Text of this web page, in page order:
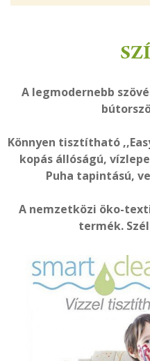
A legmodernebb
Könnyen tisztítható
kopás állóságú,
Puha tapintású,
A nemzetközi öko-
termék.